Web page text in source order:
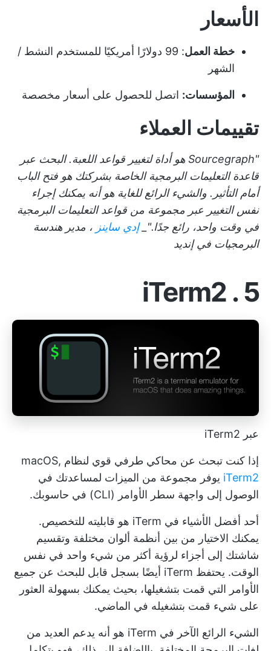
الأسعار
خطة العمل
: 99 دولارًا أمريكيًا للمستخدم النشط /
الشهر
المؤسسات: اتصل للحصول على أسعار مخصصة
تقييمات العملاء
"Sourcegraph هو أداة لتغيير قواعد اللعبة. البحث عبر
قاعدة التعليمات البرمجية الخاصة بشركتك هو فتح الباب
أمام التأثير. والشيء الرائع للغاية هو أنه يمكنك إجراء
نفس التغيير عبر مجموعة من قواعد التعليمات البرمجية
في وقت واحد، رائع جدًا."_
إدي ساينز ، مدير هندسة
البرمجيات في إنديد
5 . iTerm2
عبر iTerm2
إذا كنت تبحث عن محاكي طرفي قوي لنظام macOS,
iTerm2 يوفر مجموعة من الميزات لمساعدتك في
الوصول إلى واجهة سطر الأوامر (CLI) في حاسوبك.
أحد أفضل الأشياء في iTerm هو قابليته للتخصيص.
يمكنك الاختيار من بين أنظمة ألوان مختلفة وتقسيم
شاشتك إلى أجزاء لرؤية أكثر من شيء واحد في نفس
الوقت. يحتفظ iTerm أيضًا بسجل قابل للبحث عن جميع
الأوامر التي قمت بتشغيلها، بحيث يمكنك بسهولة العثور
على شيء قمت بتشغيله في الماضي.
الشيء الرائع الآخر في iTerm هو أنه يدعم العديد من